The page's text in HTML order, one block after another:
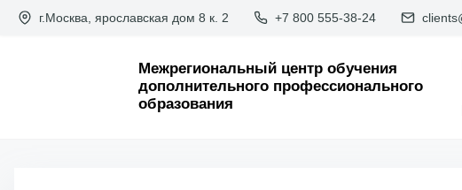
г.Москва, ярославская дом 8 к. 2 +7 800 555-38-24
Межрегиональный центр обучения
дополнительного профессионального
образования